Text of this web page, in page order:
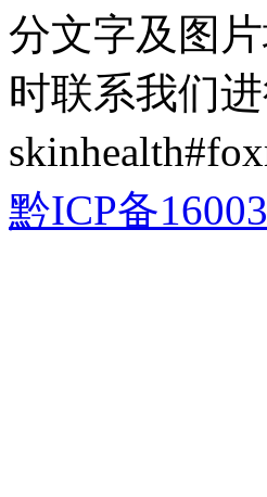
分文字及图
时联系我们
黔ICP备